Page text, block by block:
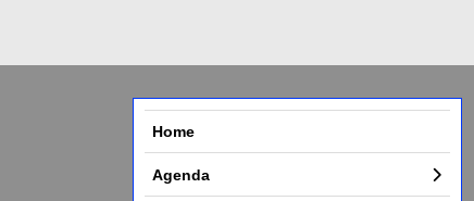
Home
Agenda